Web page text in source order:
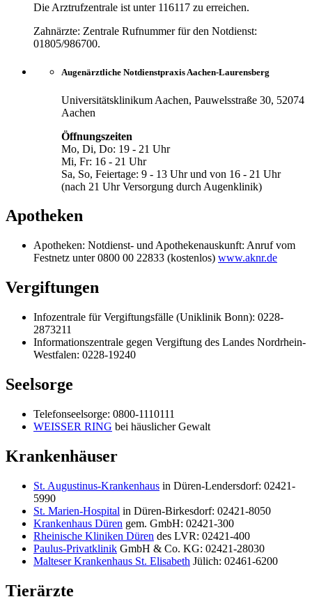
Die Arztrufzentrale ist unter 116117 zu erreichen.
Zahnärzte: Zentrale Rufnummer für den Notdienst:
01805/986700.
Augenärztliche Notdienstpraxis Aachen-Laurensberg
Universitätsklinikum Aachen, Pauwelsstraße 30, 52074
Aachen
Öffnungszeiten
Mo, Di, Do: 19 - 21 Uhr
Mi, Fr: 16 - 21 Uhr
Sa, So, Feiertage: 9 - 13 Uhr und von 16 - 21 Uhr
(nach 21 Uhr Versorgung durch Augenklinik)
Apotheken
Apotheken: Notdienst- und Apothekenauskunft: Anruf vom
Festnetz unter 0800 00 22833 (kostenlos) www.aknr.de
Vergiftungen
Infozentrale für Vergiftungsfälle (Uniklinik Bonn): 0228-
2873211
Informationszentrale gegen Vergiftung des Landes Nordrhein-
Westfalen: 0228-19240
Seelsorge
Telefonseelsorge: 0800-1110111
WEISSER RING bei häuslicher Gewalt
Krankenhäuser
St. Augustinus-Krankenhaus in Düren-Lendersdorf: 02421-
5990
St. Marien-Hospital in Düren-Birkesdorf: 02421-8050
Krankenhaus Düren gem. GmbH: 02421-300
Rheinische Kliniken Düren des LVR: 02421-400
Paulus-Privatklinik GmbH & Co. KG: 02421-28030
Malteser Krankenhaus St. Elisabeth Jülich: 02461-6200
Tierärzte